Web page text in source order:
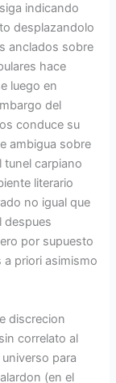
indicando
desplazandolo
anclados sobre
hace
luego en
del
conduce su
ambigua sobre
carpiano
literario
no igual que
despues
por supuesto
a priori asimismo
discrecion
correlato al
para
(en el